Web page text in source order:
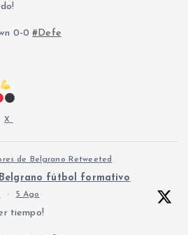
0-0#Defe
X
de Belgrano Retweeted
fútbol formativo
· 5 Ago
tiempo!